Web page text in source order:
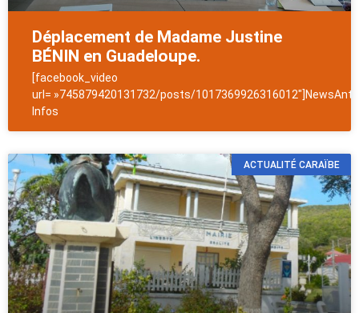
Déplacement de Madame Justine
BÉNIN en Guadeloupe.
[facebook_video
url= »745879420131732/posts/
Infos
ACTUALITÉ CARAÏBE